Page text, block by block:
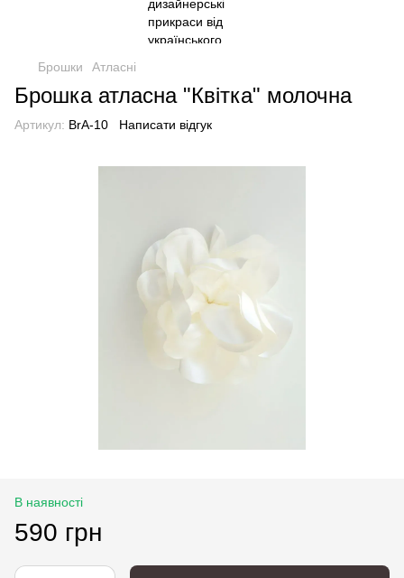
Брошки Атласні
Брошка атласна "Квітка" молочна
Артикул: BrA-10 Написати відгук
В наявності
590 грн